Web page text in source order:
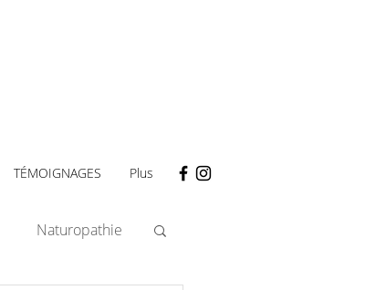
TÉMOIGNAGES Plus
Naturopathie